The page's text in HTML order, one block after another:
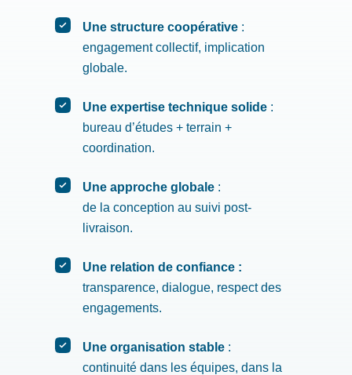
Une structure coopérative :
engagement collectif, implication
globale.
Une expertise technique solide :
bureau d’études + terrain +
coordination.
Une approche globale :
de la conception au suivi post-
livraison.
Une relation de confiance :
transparence, dialogue, respect des
engagements.
Une organisation stable :
continuité dans les équipes, dans la